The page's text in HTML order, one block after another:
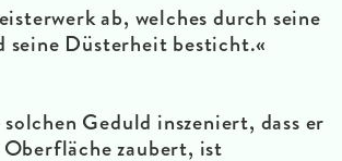
ab, welches durch seine
seine Düsterheit besticht.«
Geduld inszeniert, dass er
zaubert, ist